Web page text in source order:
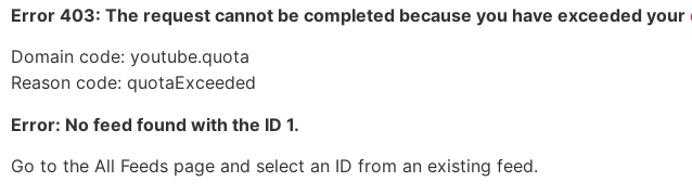
Error 403: The request cannot be completed because you have exceeded your
Domain code: youtube.quota
Reason code: quotaExceeded
Error: No feed found with the ID 1.
Go to the All Feeds page and select an ID from an existing feed.